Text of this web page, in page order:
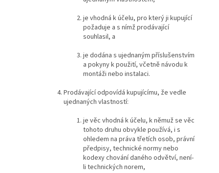
je vhodná k účelu, pro který ji kupující
požaduje a s nímž prodávající
souhlasil, a
je dodána s ujednaným příslušenstvím
a pokyny k použití, včetně návodu k
montáži nebo instalaci.
Prodávající odpovídá kupujícímu, že vedle
ujednaných vlastností:
je věc vhodná k účelu, k němuž se věc
tohoto druhu obvykle používá, i s
ohledem na práva třetích osob, právní
předpisy, technické normy nebo
kodexy chování daného odvětví, není-
li technických norem,